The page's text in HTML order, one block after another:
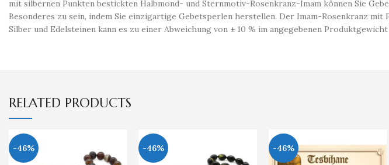
mit silbernen Punkten bestickten Halbmond- und Sternmotiv-Rosenkranz-Imam können Sie
Besonderes zu sein, indem Sie einzigartige Gebetsperlen herstellen. Der Imam-Rosenkranz
Silber und Edelsteinen kann es zu einer Abweichung von ± 10 % im angegebenen
RELATED PRODUCTS
-46% -46% -46%